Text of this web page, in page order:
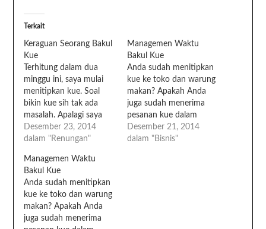
Terkait
Keraguan Seorang Bakul
Kue
Terhitung dalam dua
minggu ini, saya mulai
menitipkan kue. Soal
bikin kue sih tak ada
masalah. Apalagi saya
sudah tahu managemen
bakul kue seperti apa.
membuat saya ragu
masuk ke warung atau
toko. Malu? Bukan.
Bukan itu. Saya bisa
menekan rasa malu
dengan sugesti bahwa
Desember 23, 2014
dalam "Renungan"
Managemen Waktu
Bakul Kue
Anda sudah menitipkan
kue ke toko dan warung
makan? Apakah Anda
juga sudah menerima
pesanan kue dalam
jumlah banyak? Kalau
iya, sekarang
Desember 21, 2014
dalam "Bisnis"
Managemen Waktu
Bakul Kue
Anda sudah menitipkan
kue ke toko dan warung
makan? Apakah Anda
juga sudah menerima